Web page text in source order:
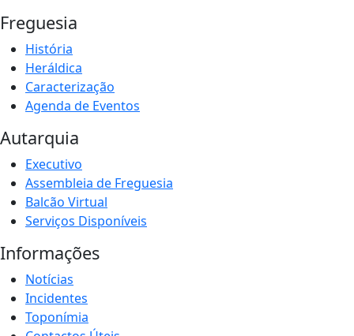
Freguesia
História
Heráldica
Caracterização
Agenda de Eventos
Autarquia
Executivo
Assembleia de Freguesia
Balcão Virtual
Serviços Disponíveis
Informações
Notícias
Incidentes
Toponímia